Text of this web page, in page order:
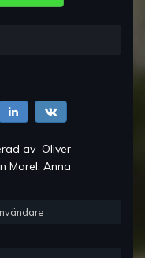
av Oliver
Morel, Anna